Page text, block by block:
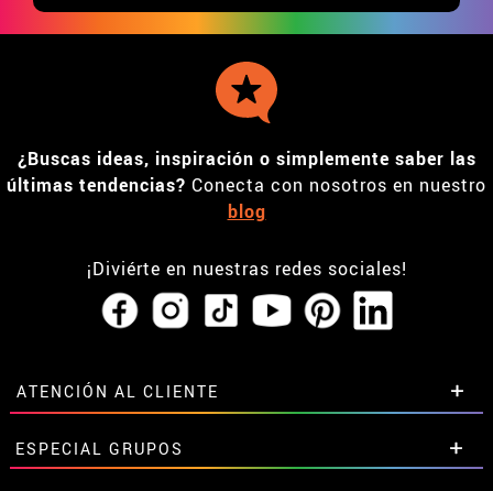
¿Buscas ideas, inspiración o simplemente saber las
últimas tendencias? Conecta con nosotros en nuestro
blog
¡Diviérte en nuestras redes sociales!
ATENCIÓN AL CLIENTE
• Horario tienda IBI
•Descuento estudiantes
ESPECIAL GRUPOS